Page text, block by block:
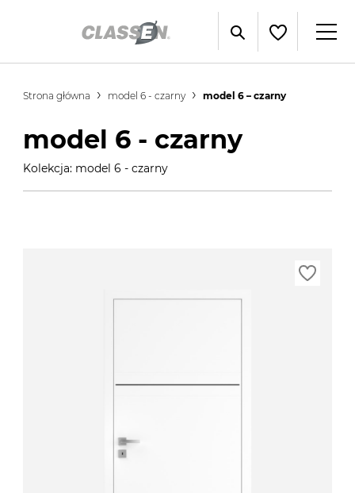
Strona główna model 6 - czarny model 6 – czarny
model 6 - czarny
Kolekcja: model 6 - czarny